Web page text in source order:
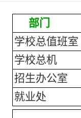
部门
学校总值班室
学校总机
招生办公室
就业处